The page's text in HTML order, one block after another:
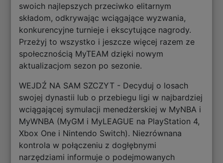
swoich najlepszych przeciwko elitarnym
składom, odkrywając wciągające wyzwania,
konkurencyjne turnieje i ekscytujące nagrody.
Przeżyj to wszystko i jeszcze więcej razem ze
społecznością MyTEAM dzięki nowym
aktualizacjom sezon po sezonie.
WEJDŹ NA SAM SZCZYT - Decyduj o losach
swojej dynastii lub o przebiegu ligi w najbardziej
wciągającej symulacji menedżerskiej w MyNBA i
MyWNBA (MyGM i MyLEAGUE na PlayStation 4,
Xbox One i Nintendo Switch). Niezrównana
kontrola w połączeniu z dogłębnymi
narzędziami informuje o podejmowanych